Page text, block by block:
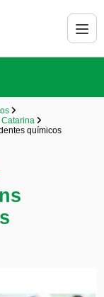
químicos